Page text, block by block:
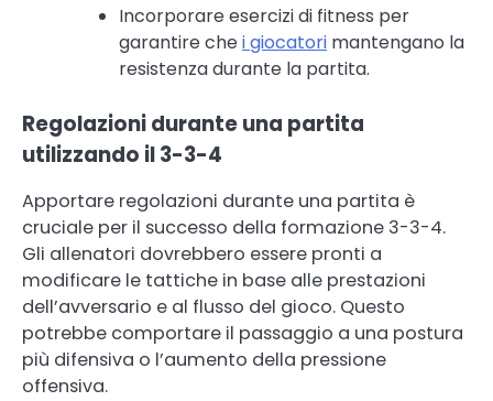
Incorporare esercizi di fitness per
garantire chei giocatori mantengano la
resistenza durante la partita.
Regolazioni durante una partita
utilizzando il 3-3-4
Apportare regolazioni durante una partita è
cruciale per il successo della formazione 3-3-4.
Gli allenatori dovrebbero essere pronti a
modificare le tattiche in base alle prestazioni
dell’avversario e al flusso del gioco. Questo
potrebbe comportare il passaggio a una postura
più difensiva o l’aumento della pressione
offensiva.